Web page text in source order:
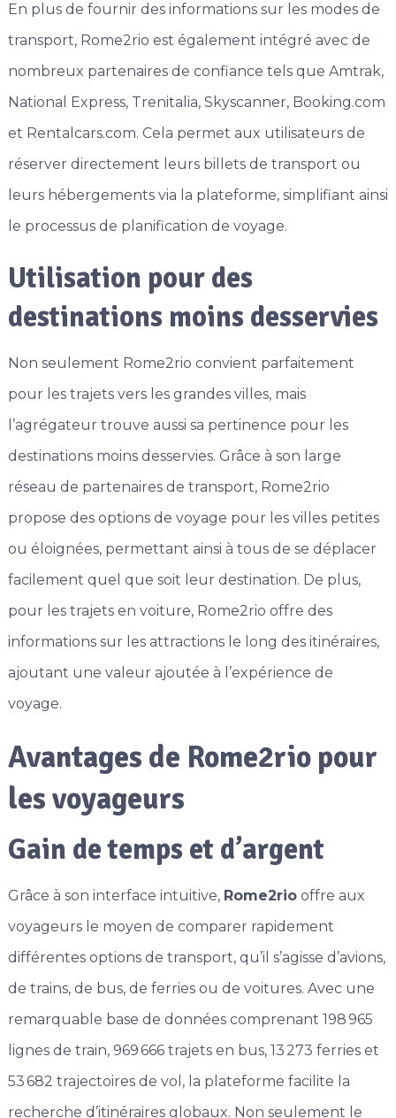
En plus de fournir des informations sur les modes de
transport, Rome2rio est également intégré avec de
nombreux partenaires de confiance tels que Amtrak,
National Express, Trenitalia, Skyscanner, Booking.com
et Rentalcars.com. Cela permet aux utilisateurs de
réserver directement leurs billets de transport ou
leurs hébergements via la plateforme, simplifiant ainsi
le processus de planification de voyage.
Utilisation pour des
destinations moins desservies
Non seulement Rome2rio convient parfaitement
pour les trajets vers les grandes villes, mais
l’agrégateur trouve aussi sa pertinence pour les
destinations moins desservies. Grâce à son large
réseau de partenaires de transport, Rome2rio
propose des options de voyage pour les villes petites
ou éloignées, permettant ainsi à tous de se déplacer
facilement quel que soit leur destination. De plus,
pour les trajets en voiture, Rome2rio offre des
informations sur les attractions le long des itinéraires,
ajoutant une valeur ajoutée à l’expérience de
voyage.
Avantages de Rome2rio pour
les voyageurs
Gain de temps et d’argent
Grâce à son interface intuitive, Rome2riooffre aux
voyageurs le moyen de comparer rapidement
différentes options de transport, qu’il s’agisse d’avions,
de trains, de bus, de ferries ou de voitures. Avec une
remarquable base de données comprenant 198 965
lignes de train, 969 666 trajets en bus, 13 273 ferries et
53 682 trajectoires de vol, la plateforme facilite la
recherche d’itinéraires globaux. Non seulement le